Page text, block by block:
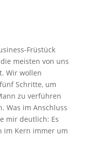
Früstück
meisten von uns
Wir wollen
Schritte, um
zu verführen
Was im Anschluss
mir deutlich: Es
im Kern immer um